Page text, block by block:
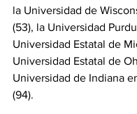
la Universidad de
(53), la Universidad
Universidad Estatal de
Universidad Estatal de
Universidad de Indiana
(94).